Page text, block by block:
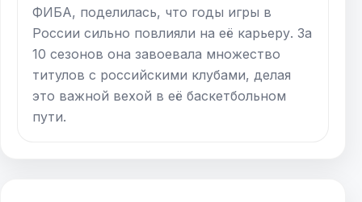
ФИБА, поделилась, что годы игры в
России сильно повлияли на её карьеру. За
10 сезонов она завоевала множество
титулов с российскими клубами, делая
это важной вехой в её баскетбольном
пути.